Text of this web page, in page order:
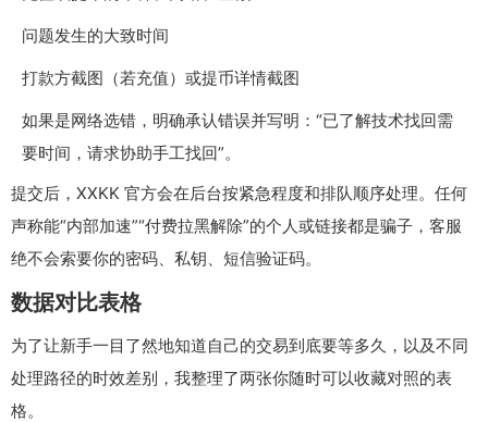
问题发生的大致时间
打款方截图（若充值）或提币详情截图
如果是网络选错，明确承认错误并写明：“已了解技术找回需
要时间，请求协助手工找回”。
提交后，XXKK 官方会在后台按紧急程度和排队顺序处理。任何
声称能“内部加速”“付费拉黑解除”的个人或链接都是骗子，客服
绝不会索要你的密码、私钥、短信验证码。
数据对比表格
为了让新手一目了然地知道自己的交易到底要等多久，以及不同
处理路径的时效差别，我整理了两张你随时可以收藏对照的表
格。